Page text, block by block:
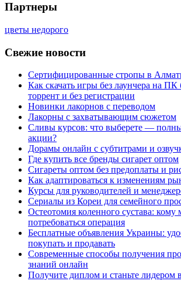
Партнеры
цветы недорого
Свежие новости
Сертифицированные стропы в
Как скачать игры без лаунчера на ПК
торрент и без регистрации
Новинки лакорнов с переводом
Лакорны с захватывающим сюжетом
Сливы курсов: что выберете —
акции?
Дорамы онлайн с субтитрами и
Где купить все бренды сигарет оптом
Сигареты оптом без предоплаты и
Как адаптироваться к изменениям
Курсы для руководителей и
Сериалы из Кореи для семейного
Остеотомия коленного сустава: кому
потребоваться операция
Бесплатные объявления Украины:
покупать и продавать
Современные способы получения
знаний онлайн
Получите диплом и станьте лидером